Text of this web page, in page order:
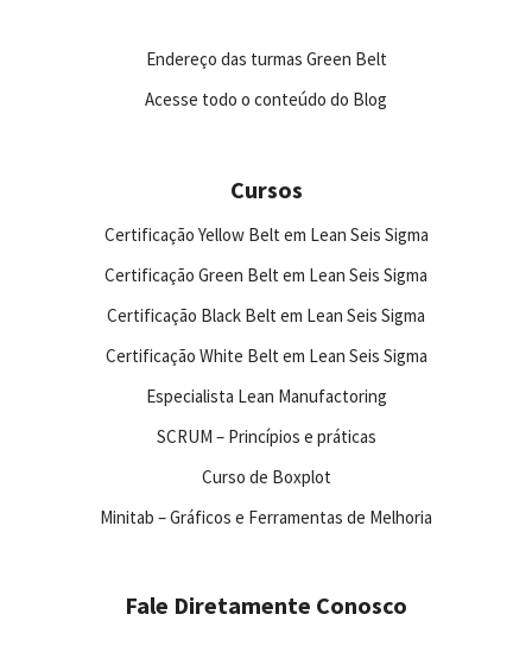
Endereço das turmas Green Belt
Acesse todo o conteúdo do Blog
Cursos
Certificação Yellow Belt em Lean Seis Sigma
Certificação Green Belt em Lean Seis Sigma
Certificação Black Belt em Lean Seis Sigma
Certificação White Belt em Lean Seis Sigma
Especialista Lean Manufactoring
SCRUM – Princípios e práticas
Curso de Boxplot
Minitab – Gráficos e Ferramentas de Melhoria
Fale Diretamente Conosco